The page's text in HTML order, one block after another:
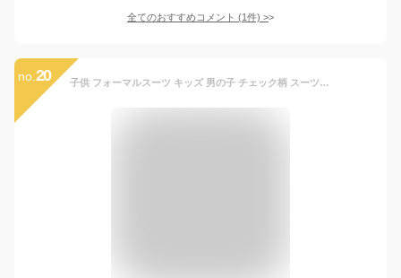
全てのおすすめコメント (1件) >
no. 20 子供 フォーマルスーツ キッズ 男の子 チェック柄 スーツ ２点セット グレー 発表会 紳士服 入園式 七五三 入学式 卒業式 結婚式 (90cm, ネイビー)